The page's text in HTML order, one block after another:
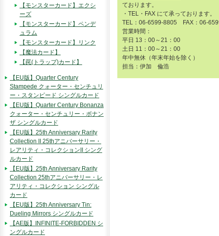
ております。
・TEL・FAX にて承っております。
TEL：06-6599-8805 FAX：06-
営業時間：
平日 13：00～21：00
土日 11：00～21：00
年中無休（年末年始を除く）
担当：伊加 倫浩
【モンスターカード】エクシ
ーズ
【モンスターカード】ペンデ
ュラム
【モンスターカード】リンク
【魔法カード】
【罠(トラップ)カード】
【EU版】Quarter Century
Stampede クォーター・センチュリ
ー・スタンピード シングルカード
【EU版】Quarter Century Bonanza
クォーター・センチュリー・ボナン
ザ シングルカード
【EU版】25th Anniversary Rarity
Collection II 25thアニバーサリー・
レアリティ・コレクションII シング
ルカード
【EU版】25th Anniversary Rarity
Collection 25thアニバーサリー・レ
アリティ・コレクション シングル
カード
【EU版】25th Anniversary Tin:
Dueling Mirrors シングルカード
【AE版】INFINITE-FORBIDDEN シ
ングルカード